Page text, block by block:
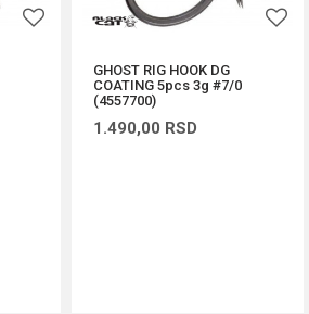
GHOST RIG HOOK DG
COATING 5pcs 3g #7/0
(4557700)
1.490,00 RSD